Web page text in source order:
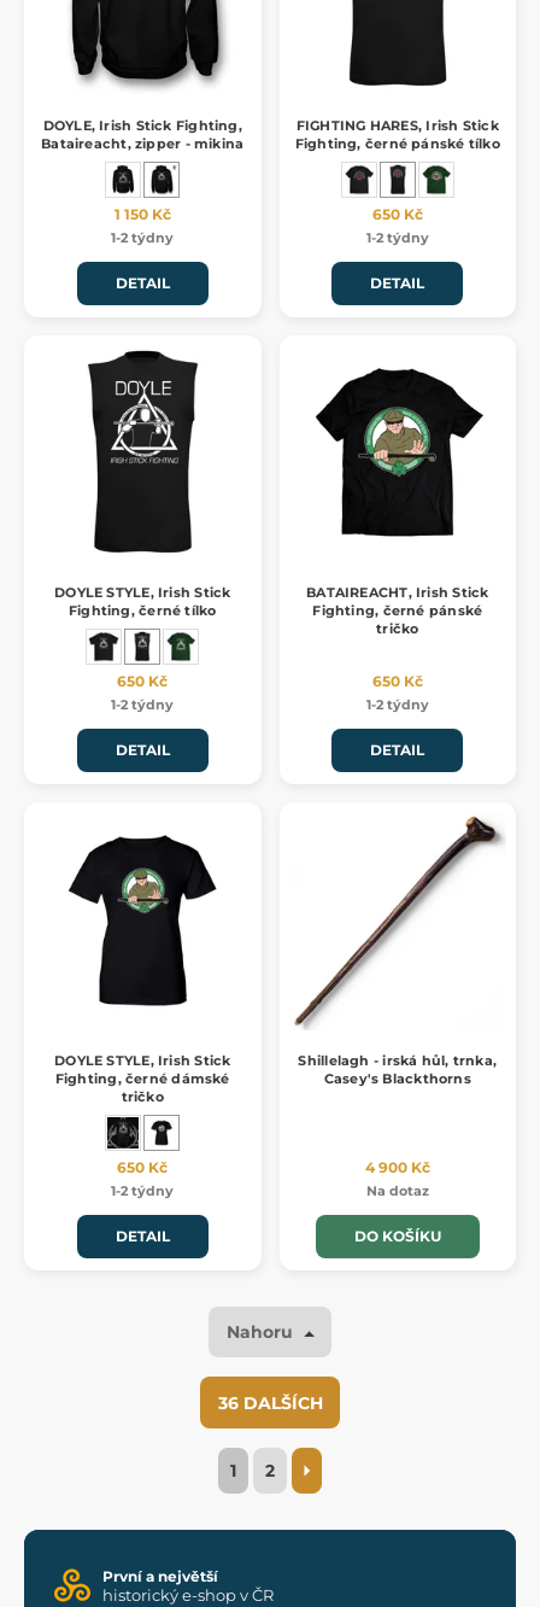
DOYLE, Irish Stick Fighting,
Bataireacht, zipper - mikina
1 150 Kč
1-2 týdny
DETAIL
FIGHTING HARES, Irish Stick
Fighting, černé pánské tílko
650 Kč
1-2 týdny
DETAIL
DOYLE STYLE, Irish Stick
Fighting, černé tílko
650 Kč
1-2 týdny
DETAIL
BATAIREACHT, Irish Stick
Fighting, černé pánské
tričko
650 Kč
1-2 týdny
DETAIL
DOYLE STYLE, Irish Stick
Fighting, černé dámské
tričko
650 Kč
1-2 týdny
DETAIL
Shillelagh - irská hůl, trnka,
Casey's Blackthorns
4 900 Kč
Na dotaz
DO KOŠÍKU
Nahoru
36 DALŠÍCH
1 2
První a největší
historický e-shop v ČR